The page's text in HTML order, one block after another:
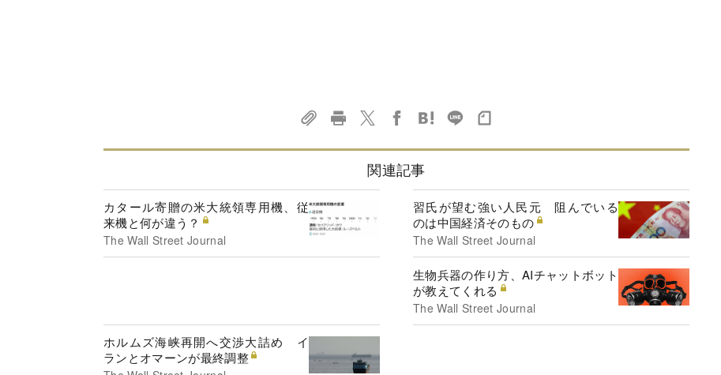
関連記事
カタール寄贈の米大統領専用機、従
来機と何が違う？
The Wall Street Journal
習氏が望む強い人民元 阻んでいる
のは中国経済そのもの
The Wall Street Journal
生物兵器の作り方、AIチャットボット
が教えてくれる
The Wall Street Journal
ホルムズ海峡再開へ交渉大詰め イ
ランとオマーンが最終調整